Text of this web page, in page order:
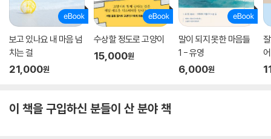
보고 있나요 내 마음 넘
치는 걸
21,000원
수상할 정도로 고양이
15,000원
말이 되지 못한 마음들
1 - 유영
6,000원
어
이 책을 구입하신 분들이 산 분야 책